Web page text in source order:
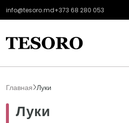
info@tesoro.md+373 68 280 053
Главная Луки
Луки